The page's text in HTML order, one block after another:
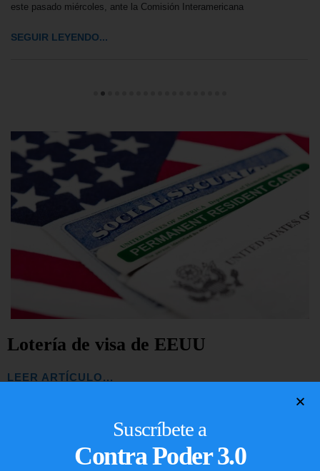
este pasado miércoles, ante la Comisión Interamericana
SEGUIR LEYENDO...
Lotería de visa de EEUU
LEER ARTÍCULO...
Suscríbete a
Contra Poder 3.0